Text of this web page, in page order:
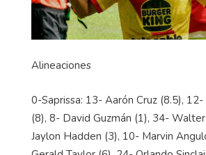
Alineaciones
0-Saprissa: 13- Aarón Cruz (8.5),
(8), 8- David Guzmán (1), 34-
Jaylon Hadden (3), 10- Marvin